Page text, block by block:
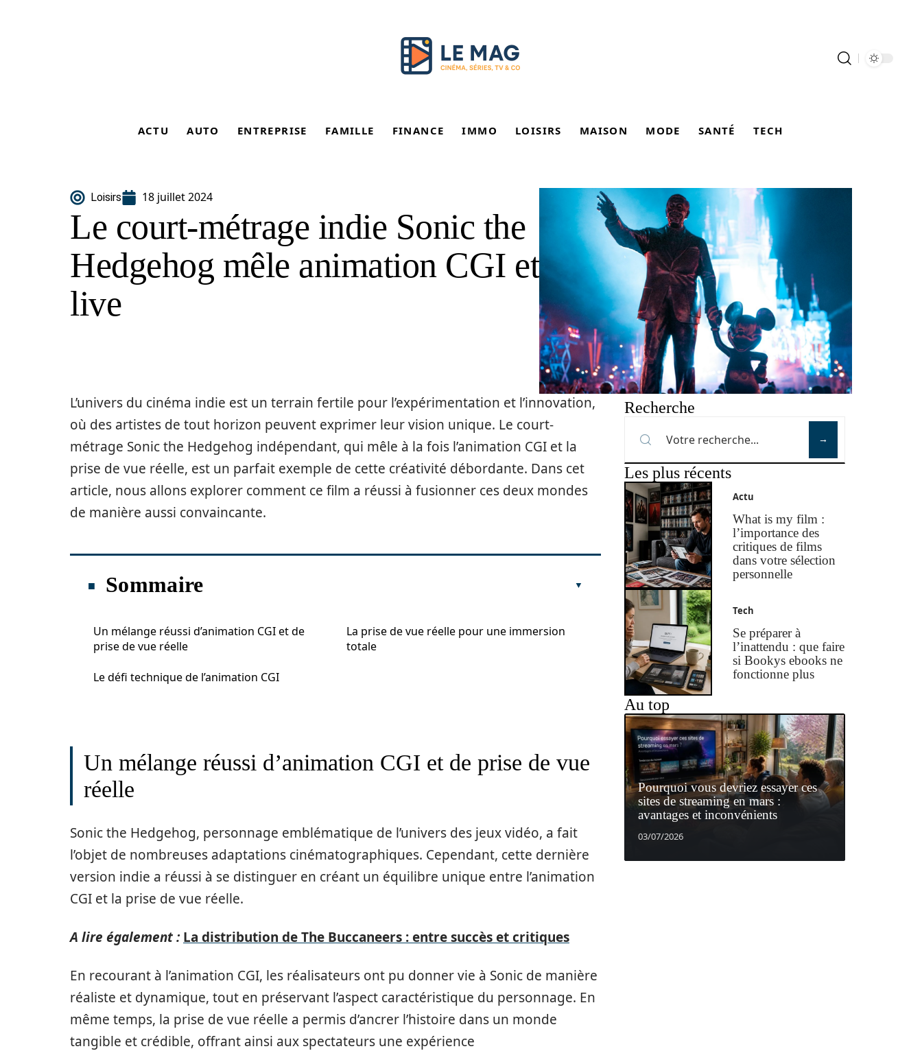
ACTU AUTO ENTREPRISE FAMILLE FINANCE IMMO LOISIRS MAISON MODE SANTÉ TECH
Loisirs 18 juillet 2024
Le court-métrage indie Sonic the
Hedgehog mêle animation CGI et
live
L’univers du cinéma indie est un terrain fertile pour l’expérimentation et l’innovation,
où des artistes de tout horizon peuvent exprimer leur vision unique. Le court-
métrage Sonic the Hedgehog indépendant, qui mêle à la fois l’animation CGI et la
prise de vue réelle, est un parfait exemple de cette créativité débordante. Dans cet
article, nous allons explorer comment ce film a réussi à fusionner ces deux mondes
de manière aussi convaincante.
Sommaire
Un mélange réussi d’animation CGI et de
prise de vue réelle
Le défi technique de l’animation CGI
La prise de vue réelle pour une immersion
totale
Un mélange réussi d’animation CGI et de prise de vue
réelle
Sonic the Hedgehog, personnage emblématique de l’univers des jeux vidéo, a fait
l’objet de nombreuses adaptations cinématographiques. Cependant, cette dernière
version indie a réussi à se distinguer en créant un équilibre unique entre l’animation
CGI et la prise de vue réelle.
A lire également : La distribution de The Buccaneers : entre succès et critiques
En recourant à l’animation CGI, les réalisateurs ont pu donner vie à Sonic de manière
réaliste et dynamique, tout en préservant l’aspect caractéristique du personnage. En
même temps, la prise de vue réelle a permis d’ancrer l’histoire dans un monde
tangible et crédible, offrant ainsi aux spectateurs une expérience
Recherche
Les plus récents
Actu
What is my film :
l’importance des
critiques de films
dans votre sélection
personnelle
Tech
Se préparer à
l’inattendu : que faire
si Bookys ebooks ne
fonctionne plus
Au top
Pourquoi vous devriez essayer ces
sites de streaming en mars :
avantages et inconvénients
03/07/2026